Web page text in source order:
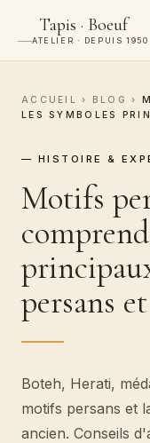
Tapis · Boeuf
ATELIER · DEPUIS 1950
ACCUEIL › BLOG ›
LES SYMBOLES
— HISTOIRE &
Motifs
persans
Boteh, Herati,
motifs persans et
ancien. Conseils